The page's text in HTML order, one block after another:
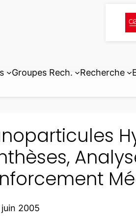
Groupes Rech. Recherche
juin 2005